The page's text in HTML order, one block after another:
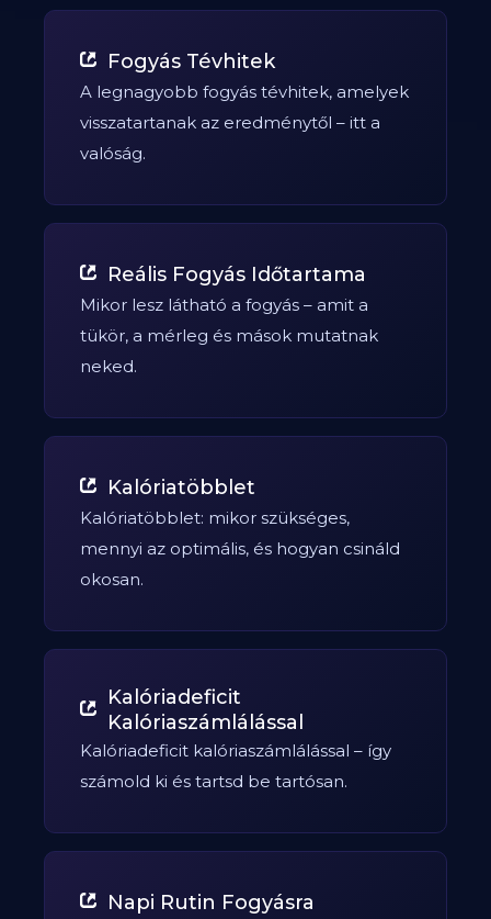
Fogyás Tévhitek
A legnagyobb fogyás tévhitek, amelyek
visszatartanak az eredménytől – itt a
valóság.
Reális Fogyás Időtartama
Mikor lesz látható a fogyás – amit a
tükör, a mérleg és mások mutatnak
neked.
Kalóriatöbblet
Kalóriatöbblet: mikor szükséges,
mennyi az optimális, és hogyan csináld
okosan.
Kalóriadeficit
Kalóriaszámlálással
Kalóriadeficit kalóriaszámlálással – így
számold ki és tartsd be tartósan.
Napi Rutin Fogyásra